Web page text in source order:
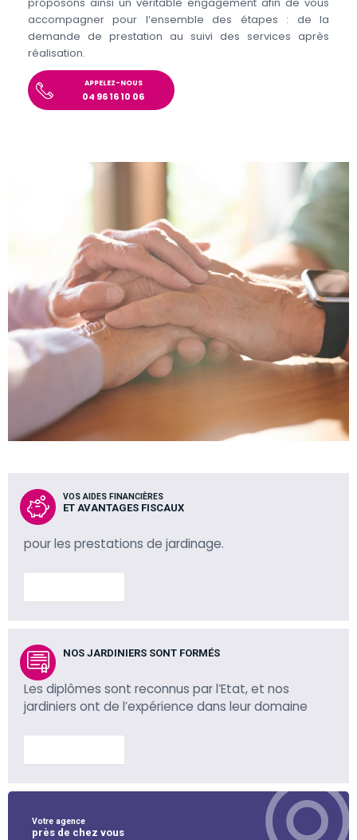
proposons ainsi un véritable engagement afin de vous
accompagner pour l’ensemble des étapes : de la
demande de prestation au suivi des services après
réalisation.
APPELEZ-NOUS
04 96 16 10 06
VOS AIDES FINANCIÈRES
ET AVANTAGES FISCAUX
pour les prestations de jardinage.
NOS JARDINIERS SONT FORMÉS
Les diplômes sont reconnus par l’Etat, et nos
jardiniers ont de l’expérience dans leur domaine
Votre agence
près de chez vous